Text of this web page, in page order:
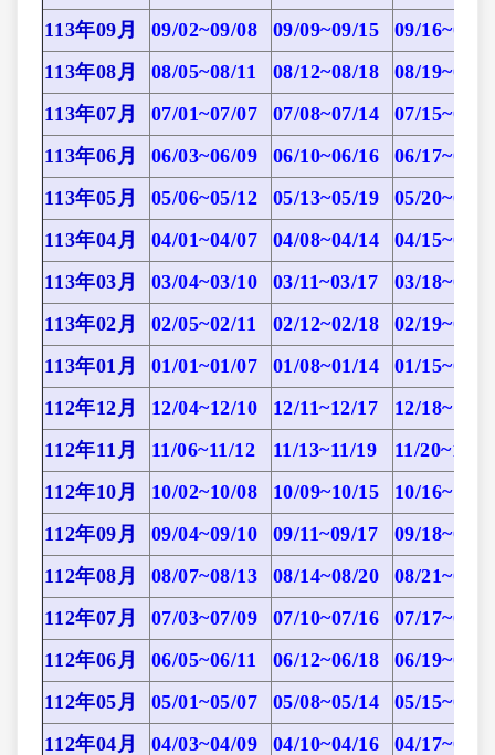
113年09月
09/02~09/08 09/09~09/15
09/16~09/
113年08月
08/05~08/11 08/12~08/18
08/19~08/
113年07月
07/01~07/07 07/08~07/14
07/15~07/
113年06月
06/03~06/09 06/10~06/16
06/17~06/
113年05月
05/06~05/12 05/13~05/19
05/20~05/
113年04月
04/01~04/07 04/08~04/14
04/15~04/
113年03月
03/04~03/10 03/11~03/17
03/18~03/
113年02月
02/05~02/11 02/12~02/18
02/19~02/
113年01月
01/01~01/07 01/08~01/14
01/15~01/
112年12月
12/04~12/10 12/11~12/17
12/18~12/
112年11月
11/06~11/12 11/13~11/19
11/20~11/
112年10月
10/02~10/08 10/09~10/15
10/16~10/
112年09月
09/04~09/10 09/11~09/17
09/18~09/
112年08月
08/07~08/13 08/14~08/20
08/21~08/
112年07月
07/03~07/09 07/10~07/16
07/17~07/
112年06月
06/05~06/11 06/12~06/18
06/19~06/
112年05月
05/01~05/07 05/08~05/14
05/15~05/
112年04月
04/03~04/09 04/10~04/16 04/17~04/